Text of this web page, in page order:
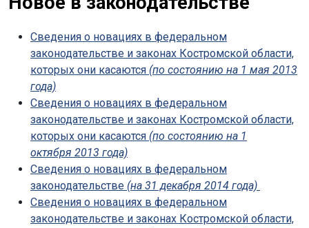
Сведения о новациях в федеральном
законодательстве и законах Костромской области,
которых они касаются (по состоянию на 1 мая 2013
года)
Сведения о новациях в федеральном
законодательстве и законах Костромской области,
которых они касаются (по состоянию на 1
октября 2013 года)
Сведения о новациях в федеральном
законодательстве (на 31 декабря 2014 года)
Сведения о новациях в федеральном
законодательстве и законах Костромской области,